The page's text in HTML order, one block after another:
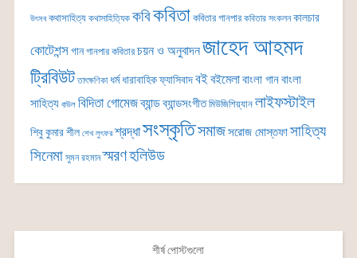
উৎসব কথাসাহিত্য কথাসাহিত্যিক কবিকবিতা কবিতার গানপার কবিতার সংকলন কালচার
কোটেশন্সগান গানপার কবিতার চয়ন ও অনুবাদনজাহেদ আহমদ
ট্রিবিউট তাৎক্ষণিকা ধর্ম ধারাবাহিকফ্যাসিবাদবইবইমেলাবাংলা গানবাংলা
সাহিত্য বাউল বিদিতা গোমেজব্যান্ডব্যান্ডসংগীত মিউজিশিয়্যান লাইফস্টাইল
শিবু কুমার শীল শেখ লুৎফর শ্রদ্ধাসংস্কৃতিসমাজসরোজ মোস্তফাসাহিত্য
সিনেমা সুমন রহমান স্মরণহলিউড
শীর্ষ পোস্টগুলো